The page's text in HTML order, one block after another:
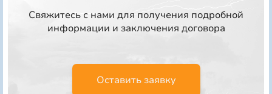
Свяжитесь с нами для получения подробной
информации и заключения договора
Оставить заявку